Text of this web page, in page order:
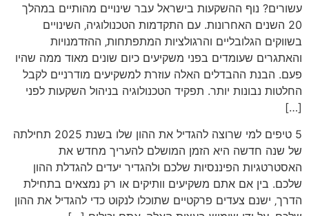
עשורים? נוף ההשקעות בישראל עבר שינויים מהותיים במהלך
20 השנים האחרונות. עם התקדמות הטכנולוגיה‚ השינויים
בשווקים הגלובליים והרגולציות המתפתחות‚ ההזדמנויות
והאתגרים שעומדים בפני משקיעים כיום שונים מאוד ממה שהיו
פעם. הבנת ההבדלים האלה עוזרת למשקיעים מודרניים לקבל
החלטות נבונות יותר. תפקיד הטכנולוגיה בניהול השקעות לפני
[…]
5 טיפים למי שרוצה להגדיל את ההון שלו בשנת 2025 תחילתה
של שנה חדשה היא הזמן המושלם להעריך מחדש את
האסטרטגיות הפיננסיות שלכם ולהגדיר יעדים להגדלת ההון
שלכם. בין אם אתם משקיעים וותיקים או רק נמצאים בתחילת
הדרך‚ ישנם צעדים פרקטיים שתוכלו לנקוט כדי להגדיל את ההון